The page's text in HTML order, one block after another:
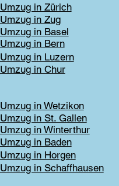
Umzug in Zürich
Umzug in Zug
Umzug in Basel
Umzug in Bern
Umzug in Luzern
Umzug in Chur
Umzug in Wetzikon
Umzug in St. Gallen
Umzug in Winterthur
Umzug in Baden
Umzug in Horgen
Umzug in Schaffhausen